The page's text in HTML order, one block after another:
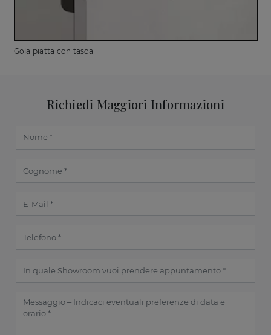
Gola piatta con tasca
Richiedi Maggiori Informazioni